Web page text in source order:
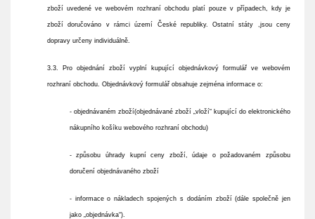
zboží uvedené ve webovém rozhraní obchodu platí pouze v případech, kdy je
zboží doručováno v rámci území České republiky.Ostatní státy ,jsou ceny
dopravy určeny individuálně.
3.3. Pro objednání zboží vyplní kupující objednávkový formulář ve webovém
rozhraní obchodu. Objednávkový formulář obsahuje zejména informace o:
- objednávaném zboží(objednávané zboží „vloží“ kupující do elektronického
nákupního košíku webového rozhraní obchodu)
- způsobu úhrady kupní ceny zboží, údaje o požadovaném způsobu
doručení objednávaného zboží
- informace o nákladech spojených s dodáním zboží (dále společně jen
jako „objednávka“).